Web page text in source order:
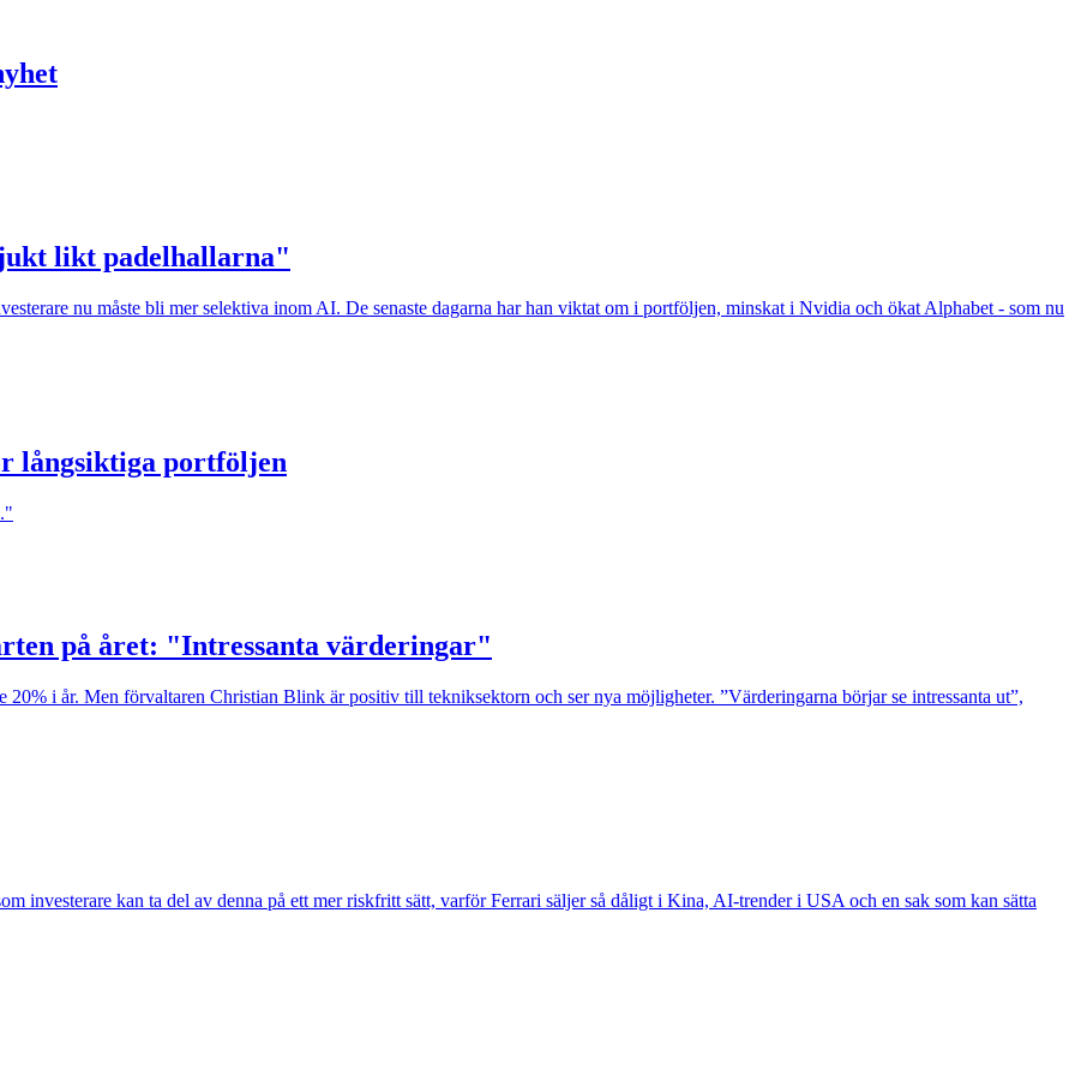
likt padelhallarna"
nu måste bli mer selektiva inom AI. De senaste dagarna har han viktat om i portföljen, minskat i Nvidia och ökat Alphabet - som nu
långsiktiga portföljen
på året: "Intressanta värderingar"
i år. Men förvaltaren Christian Blink är positiv till tekniksektorn och ser nya möjligheter. ”Värderingarna börjar se intressanta ut”,
investerare kan ta del av denna på ett mer riskfritt sätt, varför Ferrari säljer så dåligt i Kina, AI-trender i USA och en sak som kan sätta